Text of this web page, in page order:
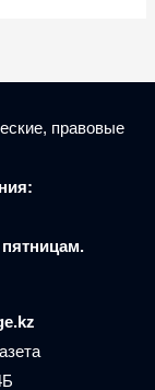
правовые